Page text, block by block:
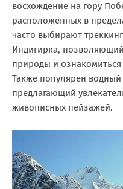
восхождение на гору
расположенных в
часто выбирают
Индигирка,
природы и ознакомиться
Также популярен
предлагающий
живописных пейзажей.